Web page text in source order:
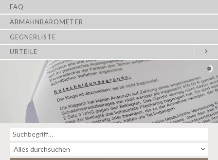
FAQ
ABMAHNBAROMETER
GEGNERLISTE
URTEILE